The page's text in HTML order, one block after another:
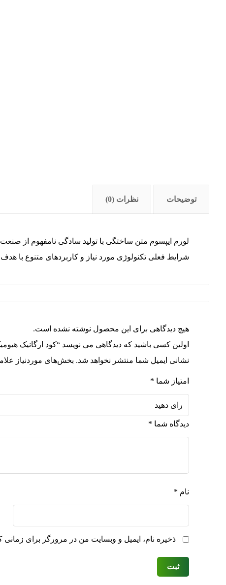
توضیحات نظرات (0)
لورم ایپسوم متن ساختگی با تولید سادگی نامفهوم از
شرایط فعلی تکنولوژی مورد نیاز و کاربردهای متنوع با
هیچ دیدگاهی برای این محصول نوشته نشده است.
اولین کسی باشید که دیدگاهی می نویسد “کود ارگانیک هیومیک
نشانی ایمیل شما منتشر نخواهد شد. بخش‌های موردنیاز
امتیاز شما *
دیدگاه شما *
نام *
ذخیره نام، ایمیل و وبسایت من در مرورگر برای زمانی